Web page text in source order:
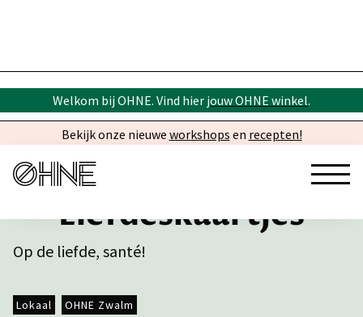
Welkom bij OHNE. Vind hier jouw OHNE winkel.
Bekijk onze nieuwe workshops en recepten!
Liefdeskaartjes
Op de liefde, santé!
Lokaal OHNE Zwalm